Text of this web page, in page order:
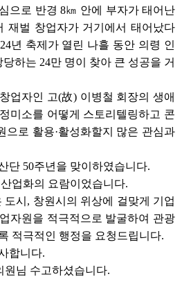
으로 반경 8㎞ 안에 부자가 태어난
재벌 창업자가 거기에서 태어났다
년 축제가 열린 나흘 동안 의령 인
하는 24만 명이 찾아 큰 성공을 거
업자인 고(故) 이병철 회장의 생애
미소를 어떻게 스토리텔링하고 콘
으로 활용·활성화할지 많은 관심과
단 50주년을 맞이하였습니다.
업화의 요람이었습니다.
시, 창원시의 위상에 걸맞게 기업
자원을 적극적으로 발굴하여 관광
적극적인 행정을 요청드립니다.
합니다.
원님 수고하셨습니다.